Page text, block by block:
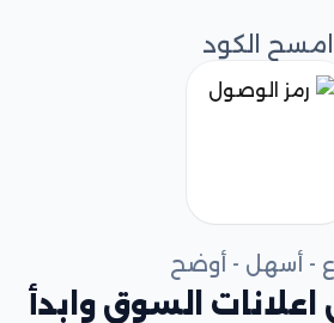
امسح الكود
- أسهل - أوضح
السوق وابدأ